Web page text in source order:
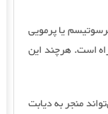
یا پرمویی
است. هرچند این
منجر به دیابت